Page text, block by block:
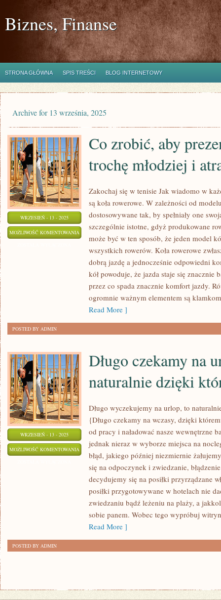
Biznes, Finanse
STRONA GŁÓWNA SPIS TREŚCI BLOG INTERNETOWY
Archive for 13 września, 2025
WRZESIEŃ - 13 - 2025
MOŻLIWOŚĆ KOMENTOWANIA
PREZENTOWAĆ
MŁODZIEJ
Co zrobić, aby
trochę młodziej i
Zakochaj się w tenisie Jak wiadomo w
są koła rowerowe. W zależności od
dostosowywane tak, by spełniały one
szczególnie istotne, gdyż produkowane
może być w ten sposób, że jeden model
wszystkich rowerów. Koła rowerowe
dobrą jazdę a jednocześnie odpowiedni
kół powoduje, że jazda staje się znacznie
przez co spada znacznie komfort jazdy.
ogromnie ważnym elementem są
Read More ]
POSTED BY ADMIN
WRZESIEŃ - 13 - 2025
MOŻLIWOŚĆ KOMENTOWANIA DŁUGO
CZEKAMY
DZIĘKI
Długo czekamy na
naturalnie dzięki
Długo wyczekujemy na urlop, to
{Długo czekamy na wczasy, dzięki
od pracy i naładować nasze wewnętrzne
jednak nieraz w wyborze miejsca na
błąd, jakiego później niezmiernie
się na odpoczynek i zwiedzanie,
decydujemy się na posiłki przyrządzane
posiłki przygotowywane w hotelach nie
zwiedzaniu bądź leżeniu na plaży, a
sobie panem. Wobec tego wypróbuj
Read More ]
POSTED BY ADMIN